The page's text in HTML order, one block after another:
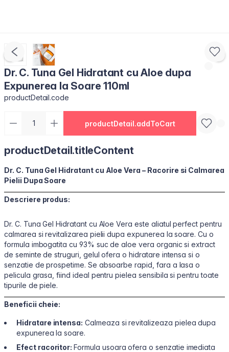
Dr. C. Tuna Gel Hidratant cu Aloe dupa
Expunerea la Soare 110ml
productDetail.code
productDetail.addToCart
productDetail.titleContent
Dr. C. Tuna Gel Hidratant cu Aloe Vera – Racorire si Calmarea
Pielii Dupa Soare
Descriere produs:
Dr. C. Tuna Gel Hidratant cu Aloe Vera este aliatul perfect pentru
calmarea si revitalizarea pielii dupa expunerea la soare. Cu o
formula imbogatita cu 93% suc de aloe vera organic si extract
de seminte de struguri, gelul ofera o hidratare intensa si o
senzatie de prospetime. Se absoarbe rapid, fara a lasa o
pelicula grasa, fiind ideal pentru pielea sensibila si pentru toate
tipurile de piele.
Beneficii cheie:
Hidratare intensa: Calmeaza si revitalizeaza pielea dupa
expunerea la soare.
Efect racoritor:Formula usoara ofera o senzatie imediata